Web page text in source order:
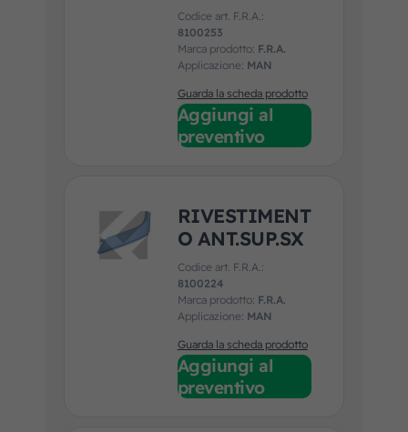
Codice art. F.R.A.:
8100253
Marca prodotto: F.R.A.
Applicazione: MAN
Guarda la scheda prodotto
Aggiungi al
preventivo
RIVESTIMENT
O ANT.SUP.SX
Codice art. F.R.A.:
8100224
Marca prodotto: F.R.A.
Applicazione: MAN
Guarda la scheda prodotto
Aggiungi al
preventivo